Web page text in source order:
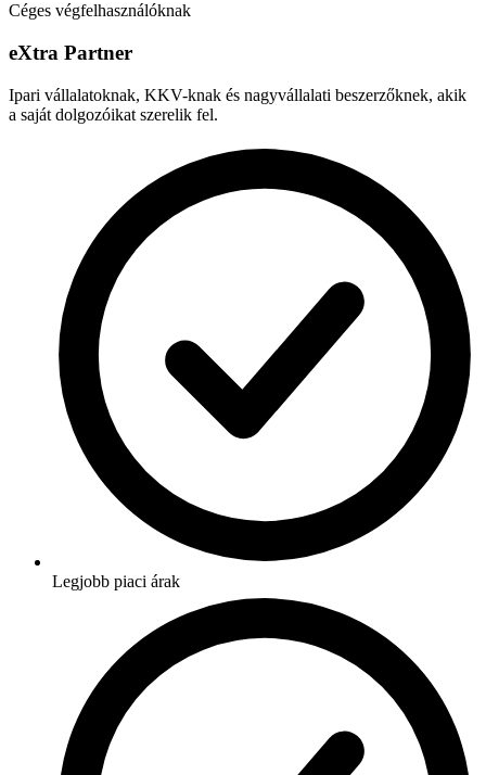
Céges végfelhasználóknak
eXtra Partner
Ipari vállalatoknak, KKV-knak és nagyvállalati beszerzőknek, akik
a saját dolgozóikat szerelik fel.
Legjobb piaci árak